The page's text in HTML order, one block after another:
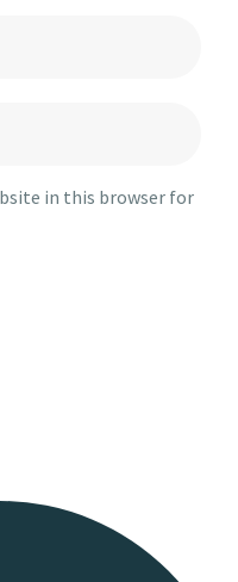
in this browser for